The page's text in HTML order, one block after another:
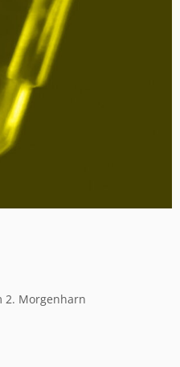
2. Morgenharn